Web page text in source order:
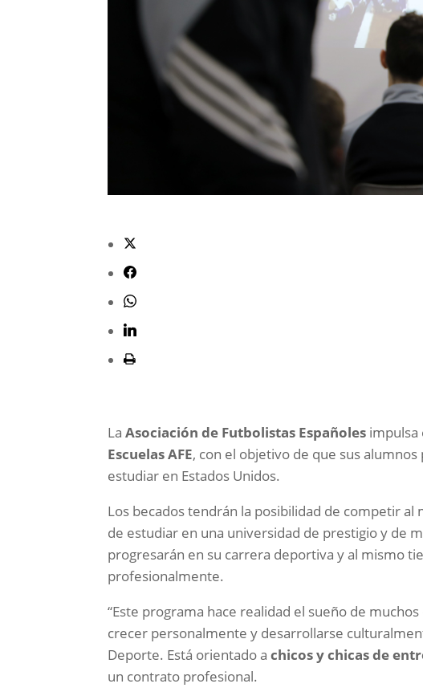
LaAsociación de Futbolistas Españoles
Escuelas AFE, con el objetivo de que sus alumnos
estudiar en Estados Unidos.
Los becados tendrán la posibilidad de competir al
de estudiar en una universidad de prestigio y de
progresarán en su carrera deportiva y al mismo
profesionalmente.
“Este programa hace realidad el sueño de
crecer personalmente y desarrollarse
Deporte. Está orientado achicos y chicas de
un contrato profesional.